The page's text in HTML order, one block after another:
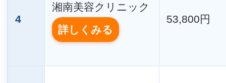
4
湘南美容クリニック
詳しくみる
53,800円